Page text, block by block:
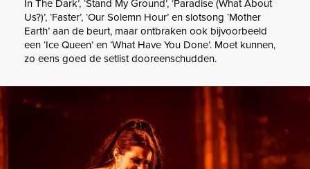
In The Dark’, ‘Stand My Ground’, ‘Paradise (What About
Us?)’, ‘Faster’, ‘Our Solemn Hour’ en slotsong ‘Mother
Earth’ aan de beurt, maar ontbraken ook bijvoorbeeld
een ‘Ice Queen’ en ‘What Have You Done’. Moet kunnen,
zo eens goed de setlist dooreenschudden.